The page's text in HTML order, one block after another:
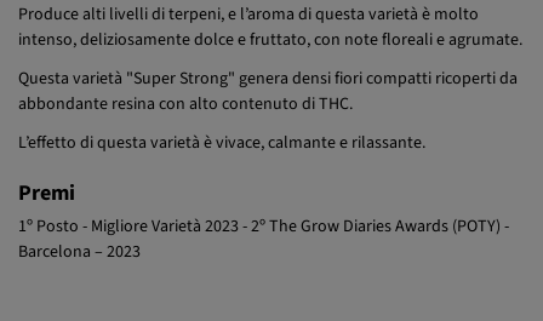
Produce alti livelli di terpeni, e l’aroma di questa varietà è molto
intenso, deliziosamente dolce e fruttato, con note floreali e agrumate.
Questa varietà "Super Strong" genera densi fiori compatti ricoperti da
abbondante resina con alto contenuto di THC.
L’effetto di questa varietà è vivace, calmante e rilassante.
Premi
1º Posto - Migliore Varietà 2023 - 2º The Grow Diaries Awards (POTY) -
Barcelona – 2023